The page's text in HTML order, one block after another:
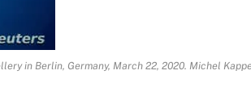
in Berlin, Germany, March 22, 2020. Michel